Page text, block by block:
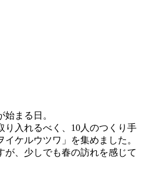
始まる日。
り入れるべく、10人のつくり手
ケルウツワ」を集めました。
が、少しでも春の訪れを感じて